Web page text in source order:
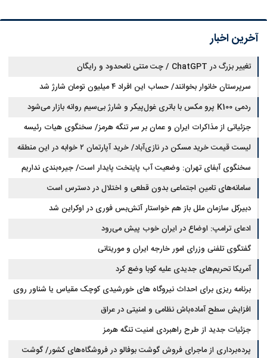
آخرین اخبار
تغییر بزرگ در ChatGPT / چت متنی نامحدود و رایگان
سرپرستان خانوار بخوانند/ حساب این افراد ۴ میلیون تومان شارژ شد
ردمی K100 پرو مکس با باتری غول‌پیکر و شارژ بی‌سیم روانه بازار می‌شود
جزئیاتی از مذاکرات ایران و عمان بر سر تنگه هرمز/ سخنگوی هیات رئیسه
مجلس: بیانیه‌ای شامل تصحیح مسیر تردد دریایی در تنگه، در آستانه نهایی شدن
است
لیست قیمت خرید مسکن در نازی‌آباد/ خرید آپارتمان ۲ خوابه در این منطقه
چقدر سرمایه نیاز دارد؟ + جدول مردادماه ۱۴۰۵
سخنگوی آبفای تهران: وضعیت آب پایتخت پایدار است/ جیره‌بندی نداریم
سامانه‌های تامین اجتماعی بدون قطعی و اختلال در دسترس است
دبیرکل سازمان ملل باز هم خواستار آتش‌بس فوری در اوکراین شد
ادعای ترامپ: اوضاع در ایران خوب پیش می‌رود
گفتگوی تلفنی وزرای امور خارجه ایران و موریتانی
آمریکا تحریم‌های جدیدی علیه کوبا وضع کرد
برنامه ریزی برای احداث نیروگاه های خورشیدی کوچک مقیاس یا شناور روی
آب در مازندران
افزایش سطح آماده‌باش نظامی و امنیتی در عراق
جزئیات جدید از طرح راهبردی امنیت تنگه هرمز
پرده‌برداری از ماجرای فروش گوشت بوفالو در فروشگاه‌های کشور/ گوشت